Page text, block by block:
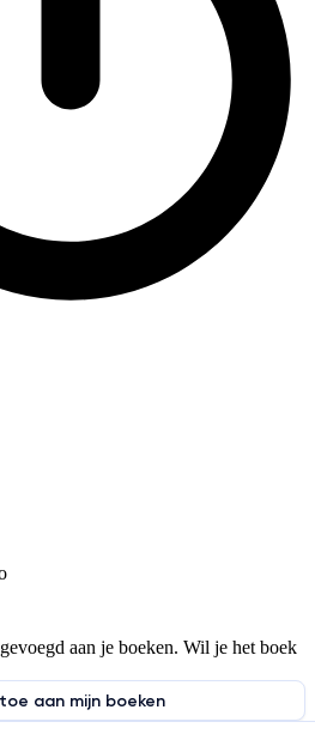
aan je boeken. Wil je het boek
aan mijn boeken